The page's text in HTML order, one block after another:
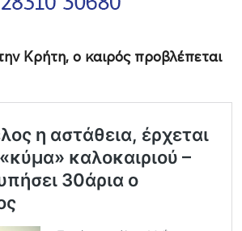
Κρήτη, ο καιρός προβλέπεται